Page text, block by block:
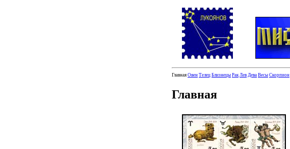
Главная Овен Телец Близнецы Рак Лев Дева Весы Скорпион
Главная